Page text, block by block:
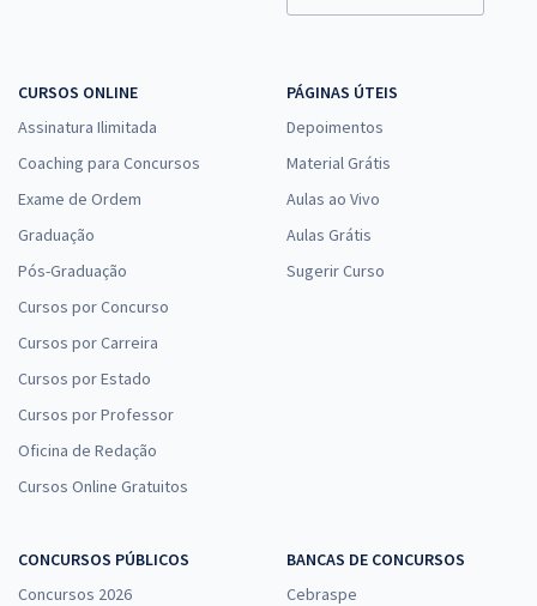
CURSOS ONLINE
Assinatura Ilimitada
Coaching para Concursos
Exame de Ordem
Graduação
Pós-Graduação
Cursos por Concurso
Cursos por Carreira
Cursos por Estado
Cursos por Professor
Oficina de Redação
Cursos Online Gratuitos
PÁGINAS ÚTEIS
Depoimentos
Material Grátis
Aulas ao Vivo
Aulas Grátis
Sugerir Curso
CONCURSOS PÚBLICOS
Concursos 2026
BANCAS DE CONCURSOS
Cebraspe